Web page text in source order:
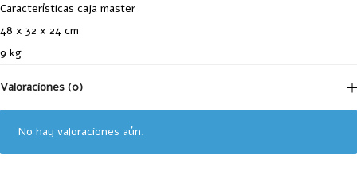
Características caja master
48 x 32 x 24 cm
9 kg
Valoraciones (0)
No hay valoraciones aún.